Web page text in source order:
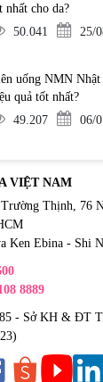
nhất cho da?
50.041
25/
uống NMN Nhật
quả tốt nhất?
49.207
06/
VIỆT NAM
Thịnh, 76
Ken Ebina - Shi
8889
- Sở KH & ĐT